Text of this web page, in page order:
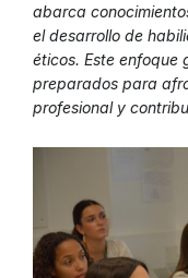
abarca
el desarrollo de
éticos. Este enfoque
preparados para
profesional y